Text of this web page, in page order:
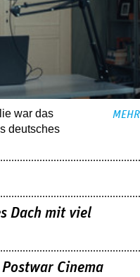
war das
deutsches
MEHR
Dach mit viel
Cinema